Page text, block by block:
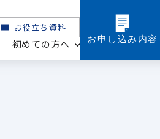
お申し込み内容
初めての方へ
お役立ち資料